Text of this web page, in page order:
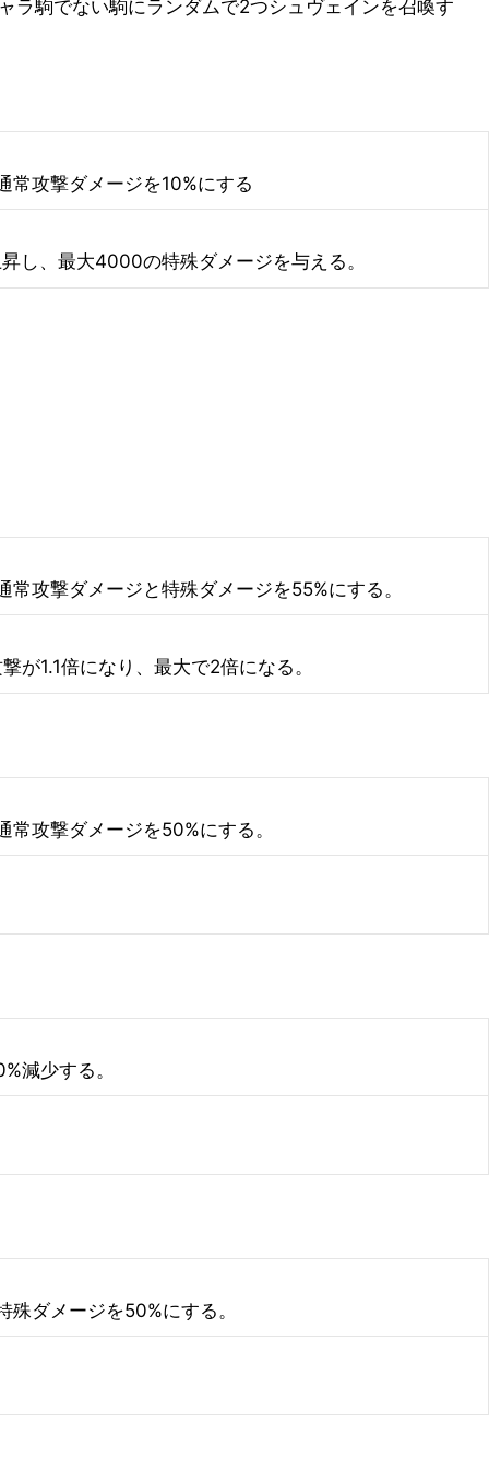
ラ駒でない駒にランダムで2つシュヴェインを召喚す
常攻撃ダメージを10%にする
し、最大4000の特殊ダメージを与える。
攻撃ダメージと特殊ダメージを55%にする。
が1.1倍になり、最大で2倍になる。
攻撃ダメージを50%にする。
減少する。
ダメージを50%にする。